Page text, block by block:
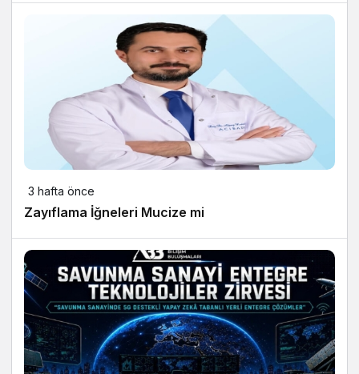
3 hafta önce
Zayıflama İğneleri Mucize mi